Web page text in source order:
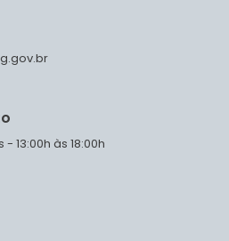
- 13:00h às 18:00h